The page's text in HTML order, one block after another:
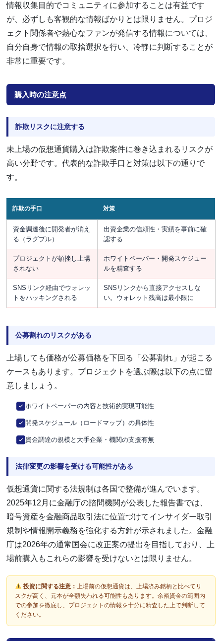
情報収集目的でコミュニティに参加することは有益です
が、必ずしも客観的な情報ばかりとは限りません。プロジ
ェクト関係者や熱心なファンが発信する情報については、
自分自身で情報の取捨選択を行い、冷静に判断することが
非常に重要です。
購入時の注意点
詐欺リスクに注意する
未上場の仮想通貨購入は詐欺案件に巻き込まれるリスクが
高い分野です。代表的な詐欺手口と対策は以下の通りで
す。
詐欺の手口 対策
資金調達後に開発者が消え
る（ラグプル）
出資企業の信頼性・実績を事前に確
認する
プロジェクトが頓挫し上場
されない
ホワイトペーパー・開発スケジュー
ルを精査する
SNSリンク経由でウォレッ
トをハッキングされる
SNSリンクから直接アクセスしな
い。ウォレット残高は最小限に
公募割れのリスクがある
上場しても価格が公募価格を下回る「公募割れ」が起こる
ケースもあります。プロジェクトを選ぶ際は以下の点に留
意しましょう。
ホワイトペーパーの内容と技術的実現可能性
開発スケジュール（ロードマップ）の具体性
資金調達の規模と大手企業・機関の支援有無
法律変更の影響を受ける可能性がある
仮想通貨に関する法規制は各国で整備が進んでいます。
2025年12月に金融庁の諮問機関が公表した報告書では、
暗号資産を金融商品取引法に位置づけてインサイダー取引
規制や情報開示義務を強化する方針が示されました。金融
庁は2026年の通常国会に改正案の提出を目指しており、上
場前購入もこれらの影響を受けないとは限りません。
投資に関する注意：
上場前の仮想通貨は、上場済み銘柄と比べてリ
スクが高く、元本が全額失われる可能性もあります。余裕資金の範囲内
での参加を徹底し、プロジェクトの情報を十分に精査した上で判断して
ください。